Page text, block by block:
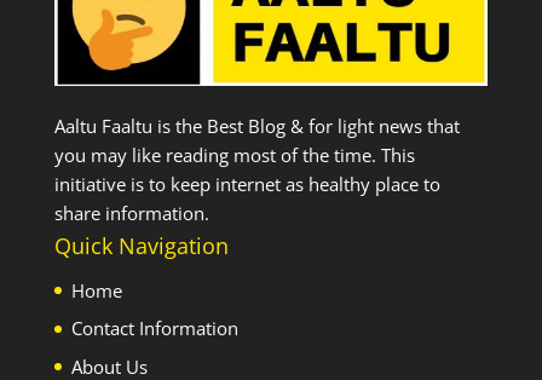
Aaltu Faaltu is the Best Blog & for light news that
you may like reading most of the time. This
initiative is to keep internet as healthy place to
share information.
Quick Navigation
Home
Contact Information
About Us